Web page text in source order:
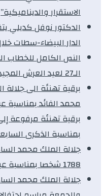
الاستقرار والديناميكية”
الدار البيضاء-سطات خلال
النص الكامل للخطاب
الـ27 لعيد العرش المجيد
برقية تهنئة الى
محمد الفائد بمناسبة
برقية تهنئة مرفوعة
بمناسبة الذكرى
جلالة الملك محمد
1788 شخصا بمناسبة عيد العرش المجيد
جلالة الملك محمد